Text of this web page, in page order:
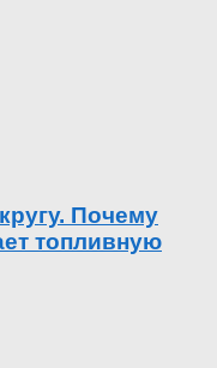
Почему
топливную